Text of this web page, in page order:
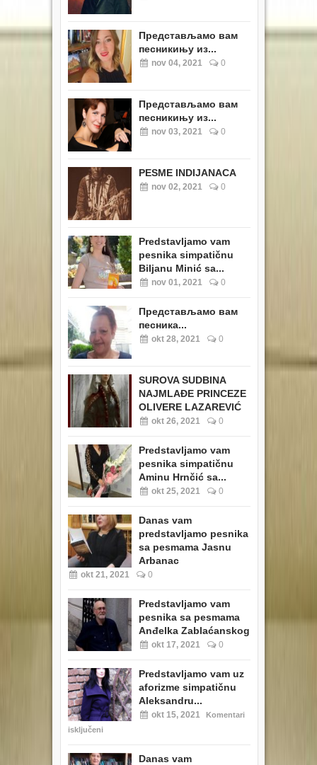
Представљамо вам
песникињу из...
nov 04, 2021 0
Представљамо вам
песникињу из...
nov 03, 2021 0
PESME INDIJANACA
nov 02, 2021 0
Predstavljamo vam
pesnika simpatičnu
Biljanu Minić sa...
nov 01, 2021 0
Представљамо вам
песника...
okt 28, 2021 0
SUROVA SUDBINA
NAJMLAĐE PRINCEZE
OLIVERE LAZAREVIĆ
okt 26, 2021 0
Predstavljamo vam
pesnika simpatičnu
Aminu Hrnčić sa...
okt 25, 2021 0
Danas vam
predstavljamo pesnika
sa pesmama Jasnu
Arbanac
okt 21, 2021 0
Predstavljamo vam
pesnika sa pesmama
Anđelka Zablaćanskog
okt 17, 2021 0
Predstavljamo vam uz
aforizme simpatičnu
Aleksandru...
okt 15, 2021
Komentari
isključeni
Danas vam